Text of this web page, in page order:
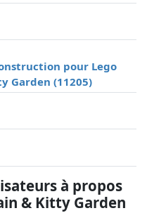
pour Lego
Garden (11205)
à propos
& Kitty Garden